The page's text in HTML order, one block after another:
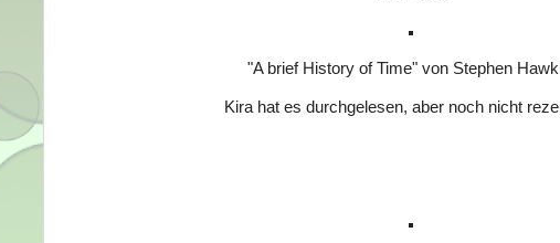
"A brief History of Time" von Stephen
Kira hat es durchgelesen, aber noch nicht